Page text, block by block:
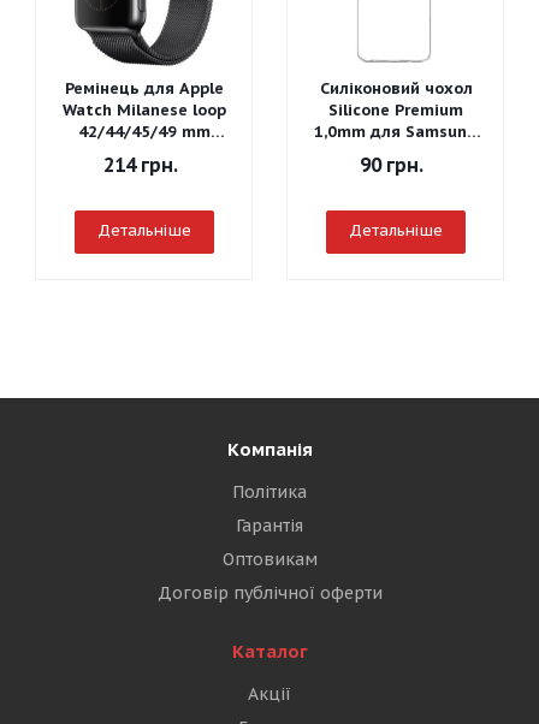
Ремінець для Apple
Watch Milanese loop
42/44/45/49 mm
(Чорний)
214грн.
Детальніше
Силіконовий чохол
Silicone Premium
1,0mm для Samsung
J260 Galaxy J2 Core
2018
90грн.
Детальніше
Компанія
Політика
Гарантія
Оптовикам
Договір публічної оферти
Каталог
Акції